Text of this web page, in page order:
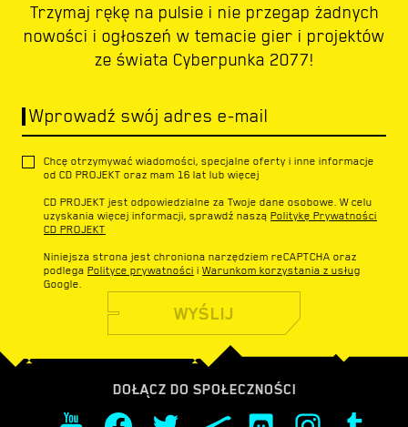
Trzymaj rękę na pulsie i nie przegap żadnych
nowości i ogłoszeń w temacie gier i projektów
ze świata Cyberpunka 2077!
Wprowadź swój adres e-mail
Chcę otrzymywać wiadomości, specjalne oferty i inne informacje
od CD PROJEKT oraz mam 16 lat lub więcej
CD PROJEKT jest odpowiedzialne za Twoje dane osobowe. W celu
uzyskania więcej informacji, sprawdź naszą Politykę Prywatności
CD PROJEKT
Niniejsza strona jest chroniona narzędziem reCAPTCHA oraz
podlega Polityce prywatności i Warunkom korzystania z usług
Google.
WYŚLIJ
DOŁĄCZ DO SPOŁECZNOŚCI